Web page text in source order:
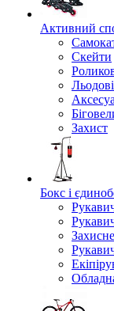
Активний
Скейти
Захист
Бокс і